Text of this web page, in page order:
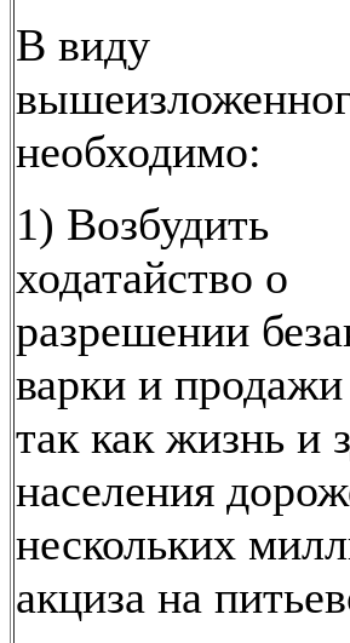
В виду
необходимо:
1) Возбудить
ходатайство о
разрешении
варки и
так как жизнь и
населения
нескольких
акциза на